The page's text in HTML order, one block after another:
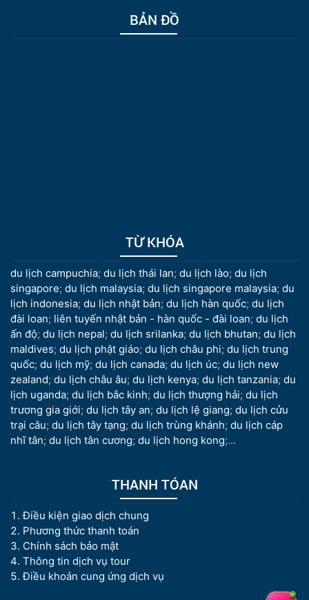
BẢN ĐỒ
TỪ KHÓA
du lịch campuchia; du lịch thái lan; du lịch lào; du lịch
singapore; du lịch malaysia; du lịch singapore malaysia; du
lịch indonesia; du lịch nhật bản; du lịch hàn quốc; du lịch
đài loan; liên tuyến nhật bản - hàn quốc - đài loan; du lịch
ấn độ; du lịch nepal; du lịch srilanka; du lịch bhutan; du lịch
maldives; du lịch phật giáo; du lịch châu phi; du lịch trung
quốc; du lịch mỹ; du lịch canada; du lịch úc; du lịch new
zealand; du lịch châu âu; du lịch kenya; du lịch tanzania; du
lịch uganda; du lịch bắc kinh; du lịch thượng hải; du lịch
trương gia giới; du lịch tây an; du lịch lệ giang; du lịch cửu
trại câu; du lịch tây tạng; du lịch trùng khánh; du lịch cáp
nhĩ tân; du lịch tân cương; du lịch hong kong;...
THANH TÓAN
Điều kiện giao dịch chung
Phương thức thanh toán
Chính sách bảo mật
Thông tin dịch vụ tour
Điều khoản cung ứng dịch vụ